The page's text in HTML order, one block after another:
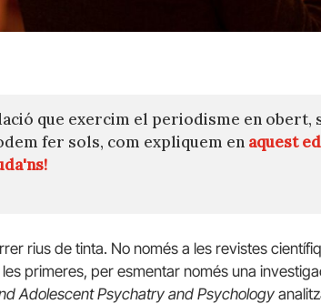
que exercim el periodisme en obert,
fer sols, com expliquem en aquest
rius de tinta. No només a les revistes
primeres, per esmentar només una
Adolescent Psychatry and Psychology